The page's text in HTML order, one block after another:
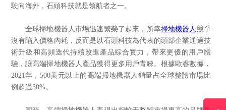
駛向海外，石頭科技就是領航者之一。
全球掃地機器人市場迅速繁榮了起來，所幸掃地機器人 競爭
沒有陷入價格內耗，反而是以石頭科技為代表的頭部企業通過技
術升級和高頻迭代持續改進產品綜合實力，帶來更優的用戶體
驗，讓高端掃地機器人產品獲得更多用戶青睞。根據歐睿數據，
2021年，500美元以上的高端掃地機器人銷量占全球整體市場比
例超過30%。